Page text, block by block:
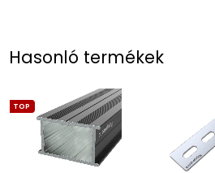
Hasonló termékek
TOP